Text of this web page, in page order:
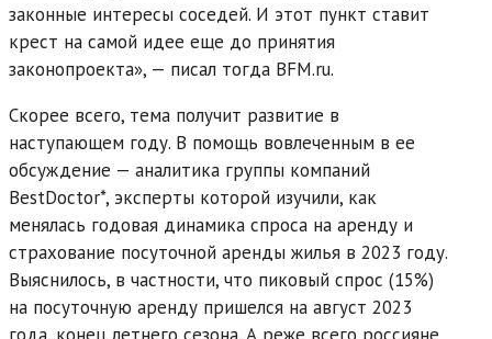
законные интересы соседей. И этот пункт ставит
крест на самой идее еще до принятия
законопроекта», — писал тогда BFM.ru.
Скорее всего, тема получит развитие в
наступающем году. В помощь вовлеченным в ее
обсуждение — аналитика группы компаний
BestDoctor*, эксперты которой изучили, как
менялась годовая динамика спроса на аренду и
страхование посуточной аренды жилья в 2023 году.
Выяснилось, в частности, что пиковый спрос (15%)
на посуточную аренду пришелся на август 2023